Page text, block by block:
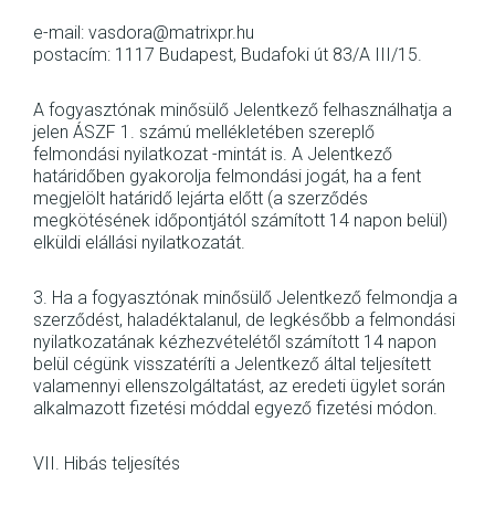
e-mail: vasdora@matrixpr.hu
postacím: 1117 Budapest, Budafoki út 83/A III/15.
A fogyasztónak minősülő Jelentkező felhasználhatja a
jelen ÁSZF 1. számú mellékletében szereplő
felmondási nyilatkozat -mintát is. A Jelentkező
határidőben gyakorolja felmondási jogát, ha a fent
megjelölt határidő lejárta előtt (a szerződés
megkötésének időpontjától számított 14 napon belül)
elküldi elállási nyilatkozatát.
3. Ha a fogyasztónak minősülő Jelentkező felmondja a
szerződést, haladéktalanul, de legkésőbb a felmondási
nyilatkozatának kézhezvételétől számított 14 napon
belül cégünk visszatéríti a Jelentkező által teljesített
valamennyi ellenszolgáltatást, az eredeti ügylet során
alkalmazott fizetési móddal egyező fizetési módon.
VII. Hibás teljesítés